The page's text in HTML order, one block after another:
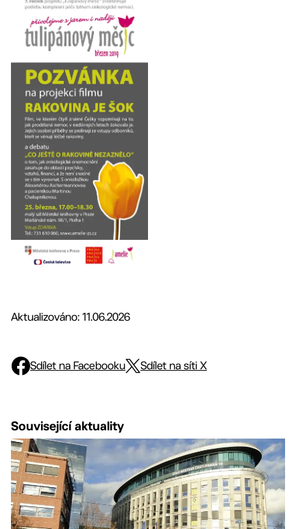
Aktualizováno: 11.06.2026
Sdílet na Facebooku Sdílet na síti X
Související aktuality